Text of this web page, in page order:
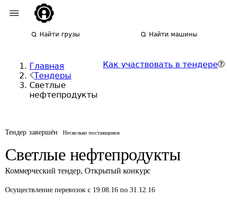
Найти грузы Найти машины
Главная
Тендеры
Светлые
нефтепродукты
Как участвовать в тендере
Тендер завершён Несколько поставщиков
Светлые нефтепродукты
Коммерческий тендер, Открытый конкурс
Осуществление перевозок с 19.08.16 по 31.12.16